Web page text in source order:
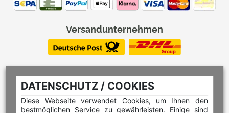
DATENSCHUTZ / COOKIES
Diese Webseite verwendet Cookies, um Ihnen den
bestmöglichen Service zu gewährleisten. Einige sind
Versandunternehmen